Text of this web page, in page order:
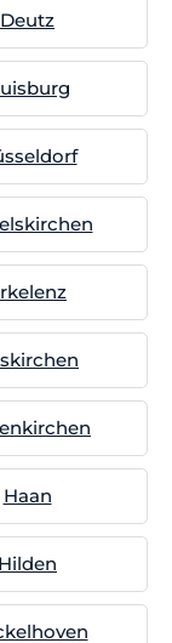
Deutz
Haan
Hilden